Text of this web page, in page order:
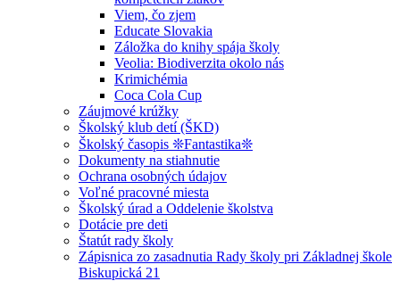
Viem, čo zjem
Educate Slovakia
Záložka do knihy spája školy
Veolia: Biodiverzita okolo nás
Krimichémia
Coca Cola Cup
Záujmové krúžky
Školský klub detí (ŠKD)
Školský časopis ❊Fantastika❊
Dokumenty na stiahnutie
Ochrana osobných údajov
Voľné pracovné miesta
Školský úrad a Oddelenie školstva
Dotácie pre deti
Štatút rady školy
Zápisnica zo zasadnutia Rady školy pri Základnej škole
Biskupická 21